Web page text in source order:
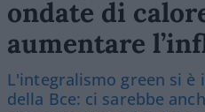
ondate di
aumentare
L'integralismo green si è
della Bce: ci sarebbe